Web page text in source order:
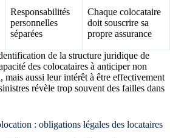
Responsabilités
personnelles
séparées
Chaque colocataire
doit souscrire sa
propre assurance
de la structure juridique de
des colocataires à anticiper non
mais aussi leur intérêt à être effectivement
révèle trop souvent des failles dans
: obligations légales des locataires